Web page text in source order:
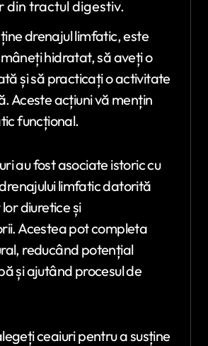
din tractul digestiv.
drenajul limfatic, este
hidratat, să aveți o
și să practicați o activitate
Aceste acțiuni vă mențin
funcțional.
au fost asociate istoric cu
limfatic datorită
diuretice și
Acestea pot completa
reducând potențial
și ajutând procesul de
ceaiuri pentru a susține